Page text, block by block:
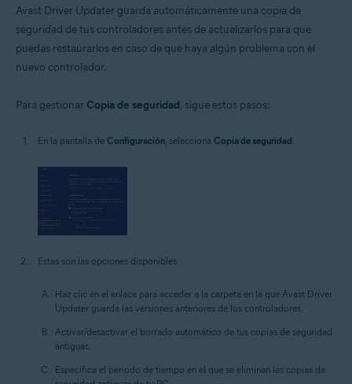
Avast Driver Updater guarda automáticamente una copia de
seguridad de tus controladores antes de actualizarlos para que
puedas restaurarlos en caso de que haya algún problema con el
nuevo controlador.
Para gestionar Copia de seguridad, sigue estos pasos:
En la pantalla de Configuración , selecciona Copia de seguridad
Estas son las opciones disponibles:
Haz clic en el enlace para acceder a la carpeta en la que Avast Driver
Updater guarda las versiones anteriores de los controladores.
Activar/desactivar el borrado automático de tus copias de seguridad
antiguas.
Especifica el periodo de tiempo en el que se eliminan las copias de